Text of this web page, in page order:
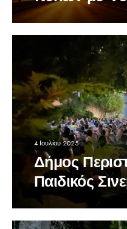
4 Ιουλίου 2025
Δήμος
Παιδικός